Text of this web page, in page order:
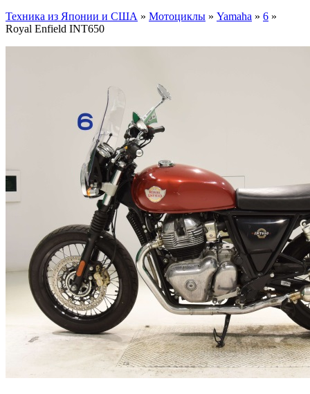
Техника из Японии и США » Мотоциклы » Yamaha » 6 »
Royal Enfield INT650